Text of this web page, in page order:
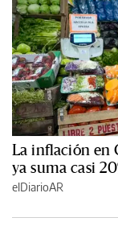
La inflación en
ya suma casi
elDiarioAR